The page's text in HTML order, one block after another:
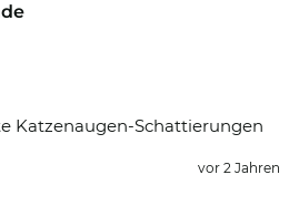
Katzenaugen-Schattierungen
vor 2 Jahren